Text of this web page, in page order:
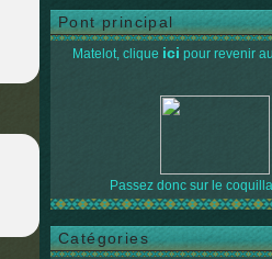
Pont principal
Matelot, clique ici pour revenir
Passez donc sur le
Catégories